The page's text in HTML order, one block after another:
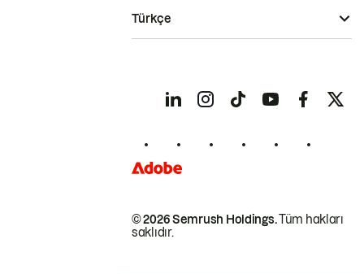
© 2026 Semrush Holdings.Tüm hakları
saklıdır.
Türkçe